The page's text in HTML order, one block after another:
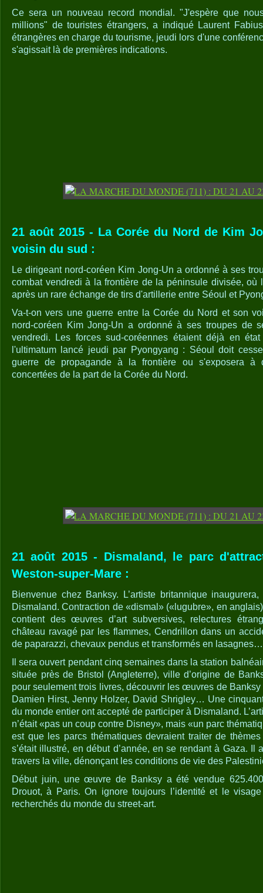
Ce sera un nouveau record mondial. "J'espère que
millions" de touristes étrangers, a indiqué Laurent
étrangères en charge du tourisme, jeudi lors d'une
s'agissait là de premières indications.
21 août 2015 - La Corée du Nord de Kim
voisin du sud :
Le dirigeant nord-coréen Kim Jong-Un a ordonné à ses
combat vendredi à la frontière de la péninsule divisée, où
après un rare échange de tirs d'artillerie entre Séoul et
Va-t-on vers une guerre entre la Corée du Nord et son
nord-coréen Kim Jong-Un a ordonné à ses troupes de
vendredi. Les forces sud-coréennes étaient déjà en
l'ultimatum lancé jeudi par Pyongyang : Séoul doit
guerre de propagande à la frontière ou s'exposera à
concertées de la part de la Corée du Nord.
21 août 2015 - Dismaland, le parc
Weston-super-Mare :
Bienvenue chez Banksy. L’artiste britannique
Dismaland. Contraction de «dismal» («lugubre», en
contient des œuvres d’art subversives, relectures
château ravagé par les flammes, Cendrillon dans un
de paparazzi, chevaux pendus et transformés en lasagnes…
Il sera ouvert pendant cinq semaines dans la station
située près de Bristol (Angleterre), ville d’origine de
pour seulement trois livres, découvrir les œuvres de
Damien Hirst, Jenny Holzer, David Shrigley… Une
du monde entier ont accepté de participer à Dismaland.
n’était «pas un coup contre Disney», mais «un parc
est que les parcs thématiques devraient traiter de
s’était illustré, en début d’année, en se rendant à Gaza. Il
travers la ville, dénonçant les conditions de vie des
Début juin, une œuvre de Banksy a été vendue
Drouot, à Paris. On ignore toujours l’identité et le
recherchés du monde du street-art.